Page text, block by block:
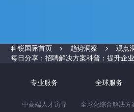
科锐国际首页 趋势洞察
观点
每日分享：招聘解决方案科普：提升企
专业服务
中高端人才访寻
全球服务
全球化综合解决方